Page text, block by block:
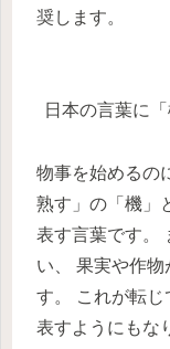
奨します。
日本の言葉に
物事を始めるの
熟す」の「機」
表す言葉です。
い、 果実や作
す。 これが転
表すようにもな